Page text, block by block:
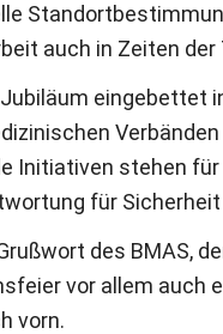
auch in Zeiten
eingebettet
Initiativen stehen
für
des BMAS,
vor allem auch
vorn.